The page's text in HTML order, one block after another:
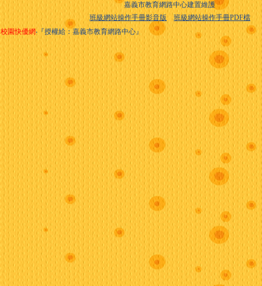
嘉義市教育網路中心建置維護
班級網站操作手冊影音版
班級網站操作手冊PDF檔
校園快優網‧『授權給：嘉義市教育網路中心』